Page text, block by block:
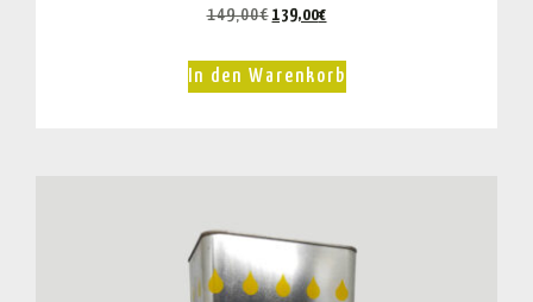
149,00€ 139,00€
In den Warenkorb